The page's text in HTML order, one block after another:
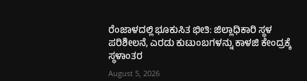
ರೆಂಜಾಳದಲ್ಲಿ ಭೂಕುಸಿತ ಭೀತಿ: ಜಿಲ್ಲಾಧಿಕಾರಿ ಸ್ಥಳ
ಪರಿಶೀಲನೆ, ಎರಡು ಕುಟುಂಬಗಳನ್ನು ಕಾಳಜಿ ಕೇಂದ್ರಕ್ಕೆ
ಸ್ಥಳಾಂತರ
August 5, 2026